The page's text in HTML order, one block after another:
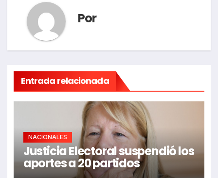
Por
Entrada relacionada
NACIONALES
Justicia Electoral suspendió los
aportes a 20 partidos